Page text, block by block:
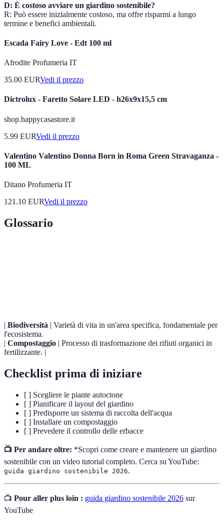
D: È costoso avviare un giardino sostenibile?
R: Può essere inizialmente costoso, ma offre risparmi a lungo
termine e benefici ambientali.
Escada Fairy Love - Edt 100 ml
Afrodite Profumeria IT
35.00 EURVedi il prezzo
Dictrolux - Faretto Solare LED - h26x9x15,5 cm
shop.happycasastore.it
5.99 EURVedi il prezzo
Valentino Valentino Donna Born in Roma Green Stravaganza -
100 ML
Ditano Profumeria IT
121.10 EURVedi il prezzo
Glossario
| Biodiversità | Varietà di vita in un'area specifica, fondamentale per
l'ecosistema.
| Compostaggio | Processo di trasformazione dei rifiuti organici in
fertilizzante. |
Checklist prima di iniziare
[ ] Scegliere le piante autoctone
[ ] Pianificare il layout del giardino
[ ] Predisporre un sistema di raccolta dell'acqua
[ ] Installare un compostaggio
[ ] Prevedere il controllo delle erbacce
📺 Per andare oltre: *Scopri come creare e mantenere un giardino
sostenibile con un video tutorial completo. Cerca su YouTube:
guida giardino sostenibile 2026.
📺 Pour aller plus loin : guida giardino sostenibile 2026 sur
YouTube